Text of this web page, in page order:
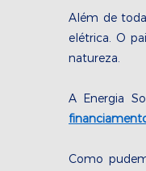
Além de
elétrica. O
natureza.
A Energia
Como